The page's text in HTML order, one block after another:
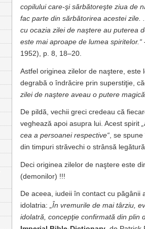
copilului care-şi sărbătoreşte ziua de
fac parte din sărbătorirea acestei
cu ocazia zilei de naştere au puterea
este mai aproape de lumea spiritelor.“
1952), p. 8, 18–20.
Astfel originea zilelor de naştere,
degrabă o îndrăcire prin superstiţie,
zilei de naştere aveau o putere
De pildă, vechii greci credeau că
veghează apoi asupra lui. Acest spirit
cea a persoanei respective“, se
din timpuri străvechi o strânsă
Deci originea zilelor de naştere este
(demonilor) !!!
De aceea, iudeii în contact cu păgânii
idolatria: „În vremurile de mai târziu,
idolatră, concepţie confirmată din plin